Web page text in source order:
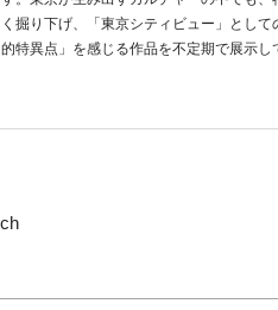
く掘り下げ、「東京シティビュー」とし
的特異点」を感じる作品を不定期で展示し